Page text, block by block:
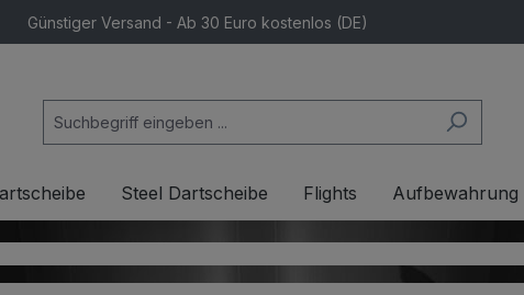
Günstiger Versand - Ab 30 Euro kostenlos (DE)
Steel Dartscheibe Flights Aufbewahrung